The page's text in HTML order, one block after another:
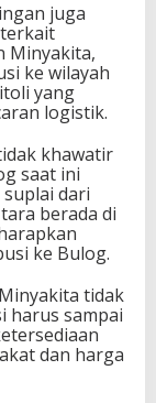
juga
Minyakita,
ke wilayah
yang
logistik.
khawatir
saat ini
suplai dari
berada di
ke Bulog.
tidak
harus sampai
dan harga